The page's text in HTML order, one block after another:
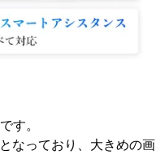
す。
なっており、大きめの画